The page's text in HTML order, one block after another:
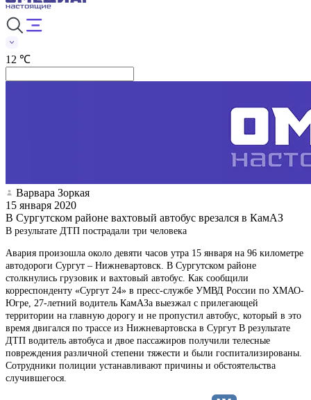
12 ℃
Варвара Зоркая
15 января 2020
В Сургутском районе вахтовый автобус врезался в КамАЗ
В результате ДТП пострадали три человека
Авария произошла около девяти часов утра 15 января на 96 километре
автодороги Сургут – Нижневартовск. В Сургутском районе
столкнулись грузовик и вахтовый автобус. Как сообщили
корреспонденту «Сургут 24» в пресс-службе УМВД России по ХМАО-
Югре, 27-летний водитель КамАЗа выезжал с прилегающей
территории на главную дорогу и не пропустил автобус, который в это
время двигался по трассе из Нижневартовска в Сургут В результате
ДТП водитель автобуса и двое пассажиров получили телесные
повреждения различной степени тяжести и были госпитализированы.
Сотрудники полиции устанавливают причины и обстоятельства
случившегося.